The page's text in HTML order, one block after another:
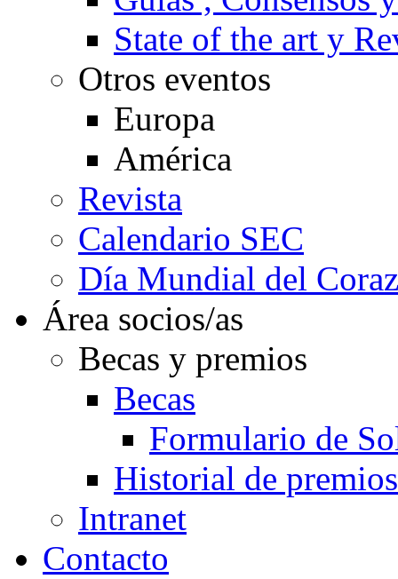
State of the art y
Otros eventos
Europa
América
Revista
Calendario SEC
Día Mundial del
Área socios/as
Becas y premios
Becas
Formulario de
Historial de premios
Intranet
Contacto